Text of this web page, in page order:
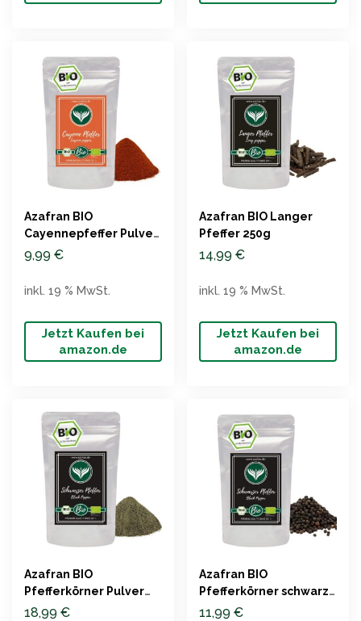
Azafran BIO
Cayennepfeffer Pulver
250g
9,99 €
Jetzt Kaufen bei
amazon.de
inkl. 19 % MwSt.
Azafran BIO Langer
Pfeffer 250g
14,99 €
Jetzt Kaufen bei
amazon.de
inkl. 19 % MwSt.
Azafran BIO
Pfefferkörner Pulver
schwarz 500g
18,99 €
Azafran BIO
Pfefferkörner schwarz
250g
11,99 €